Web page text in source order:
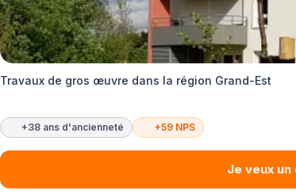
Travaux de gros œuvre dans la région Grand-Est
+38 ans d'ancienneté +59 NPS
Je veux